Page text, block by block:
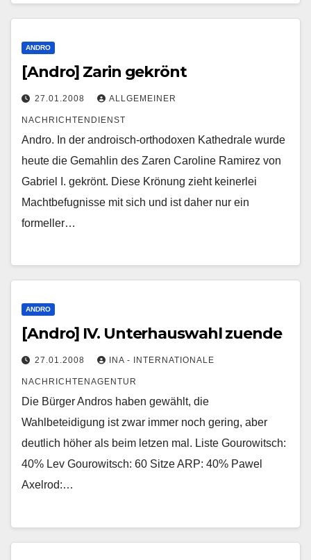
ANDRO
[Andro] Zarin gekrönt
27.01.2008 ALLGEMEINER
NACHRICHTENDIENST
Andro. In der androisch-orthodoxen Kathedrale wurde
heute die Gemahlin des Zaren Caroline Ramirez von
Gabriel I. gekrönt. Diese Krönung zieht keinerlei
Machtbefugnisse mit sich und ist daher nur ein
formeller…
ANDRO
[Andro] IV. Unterhauswahl zuende
27.01.2008 INA - INTERNATIONALE
NACHRICHTENAGENTUR
Die Bürger Andros haben gewählt, die
Wahlbeteidigung ist zwar immer noch gering, aber
deutlich höher als beim letzen mal. Liste Gourowitsch:
40% Lev Gourowitsch: 60 Sitze ARP: 40% Pawel
Axelrod:…